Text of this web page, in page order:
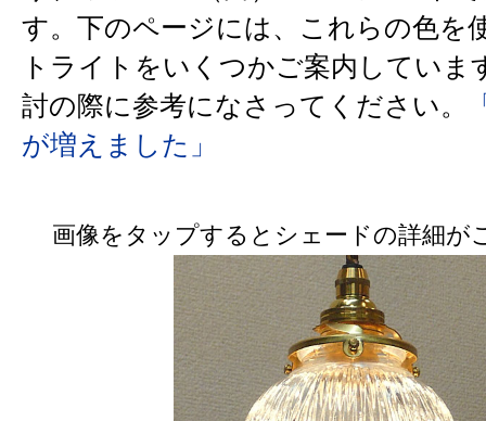
す。下のページには、これらの色を
トライトをいくつかご案内していま
討の際に参考になさってください。
が増えました」
画像をタップするとシェードの詳細が